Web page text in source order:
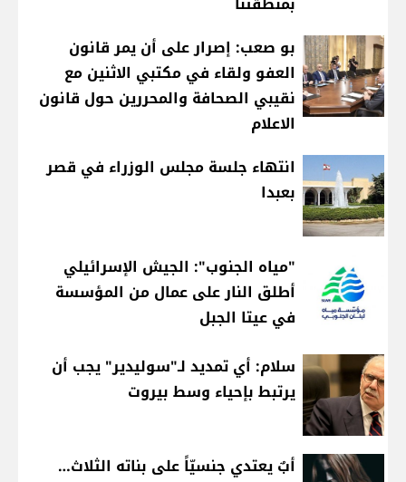
بو صعب: إصرار على أن يمر قانون
العفو ولقاء في مكتبي الاثنين مع
نقيبي الصحافة والمحررين حول قانون
الاعلام
انتهاء جلسة مجلس الوزراء في قصر
بعبدا
"مياه الجنوب": الجيش الإسرائيلي
أطلق النار على عمال من المؤسسة
في عيتا الجبل
سلام: أي تمديد لـ"سوليدير" يجب أن
يرتبط بإحياء وسط بيروت
أبٌ يعتدي جنسيّاً على بناته الثلاث…